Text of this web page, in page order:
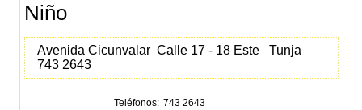
Niño
Avenida Cicunvalar Calle 17 - 18 Este Tunja
743 2643
Teléfonos 743 2643